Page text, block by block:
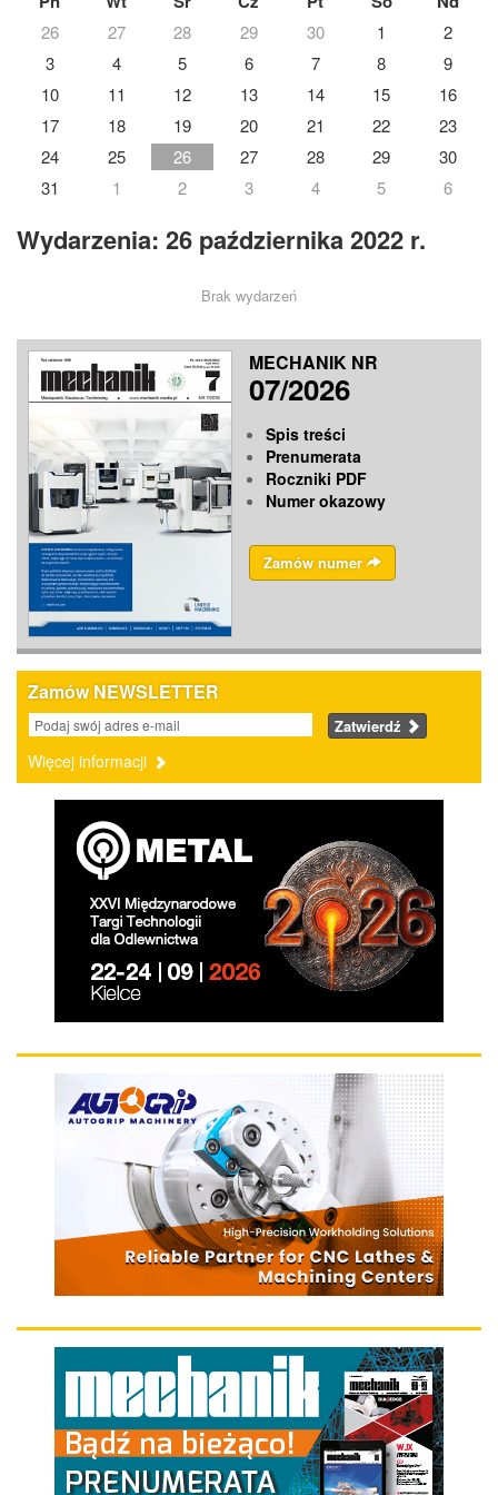
26 27 28 29 30 1
2
3
4 5 6 7 8
9
10
11 12 13 14 15
16
17
18 19 20 21 22
23
24
25 26 27 28 29
30
31
1 2 3 4 5 6
Wydarzenia: 26 października 2022 r.
Brak wydarzeń
MECHANIK NR
07/2026
Spis treści
Prenumerata
Roczniki PDF
Numer okazowy
Zamów numer
Zamów NEWSLETTER
Zatwierdź
Więcej informacji